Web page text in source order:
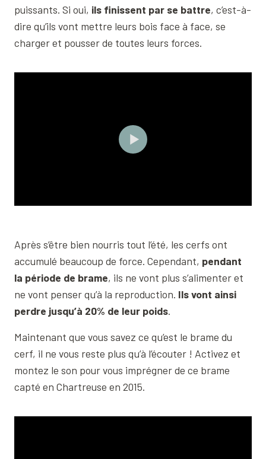
puissants. Si oui, ils finissent par se battre, c’est-à-
dire qu’ils vont mettre leurs bois face à face, se
charger et pousser de toutes leurs forces.
Après s’être bien nourris tout l’été, les cerfs ont
accumulé beaucoup de force. Cependant, pendant
la période de brame, ils ne vont plus s’alimenter et
ne vont penser qu’à la reproduction. Ils vont ainsi
perdre jusqu’à 20% de leur poids.
Maintenant que vous savez ce qu’est le brame du
cerf, il ne vous reste plus qu’à l’écouter ! Activez et
montez le son pour vous imprégner de ce brame
capté en Chartreuse en 2015.